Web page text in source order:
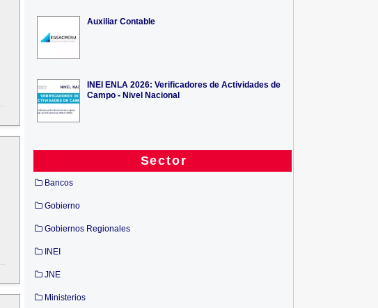
Auxiliar Contable
INEI ENLA 2026: Verificadores de Actividades de
Campo - Nivel Nacional
Sector
Bancos
Gobierno
Gobiernos Regionales
INEI
JNE
Ministerios